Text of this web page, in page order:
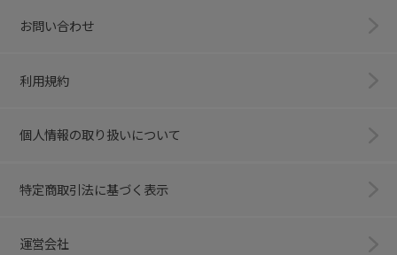
お問い合わせ
利用規約
個人情報の取り扱いについて
特定商取引法に基づく表示
運営会社